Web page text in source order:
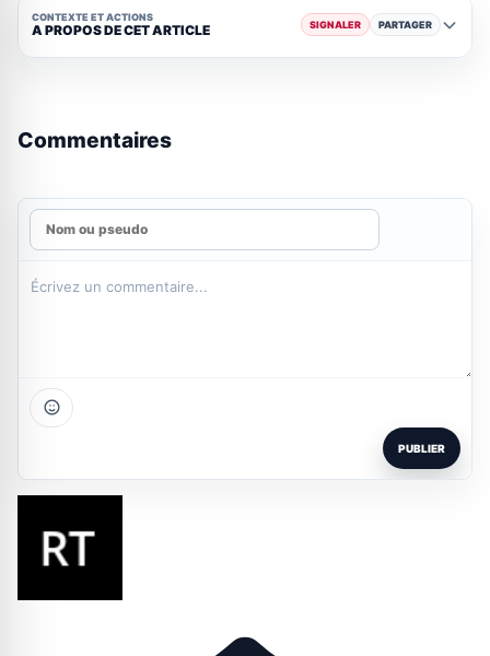
CONTEXTE ET ACTIONS
A PROPOS DE CET ARTICLE SIGNALER PARTAGER
Commentaires
PUBLIER